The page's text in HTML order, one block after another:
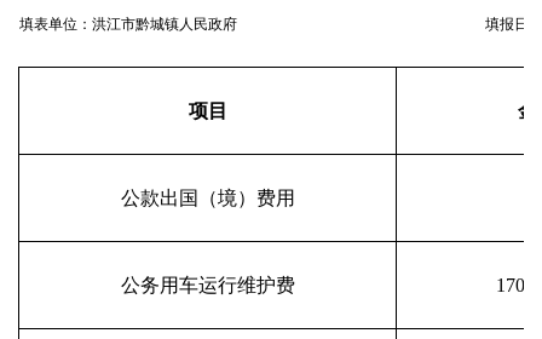
填表单位：洪江市黔城镇人民政府 填报日
项目 金
公款出国（境）费用
公务用车运行维护费